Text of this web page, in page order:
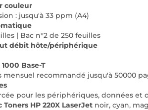
couleur
: jusqu'à 33 ppm (A4)
| Bac n°2 de 250 feuilles
débit hôte/périphérique
Base-T
mensuel recommandé jusqu'à 50000
pour les périphériques, données et
HP 220X LaserJet noir, cyan,